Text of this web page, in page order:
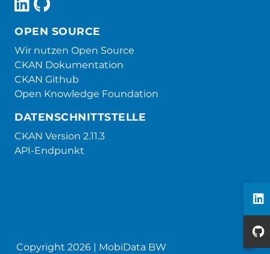
OPEN SOURCE
Wir nutzen Open Source
CKAN Dokumentation
CKAN Github
Open Knowledge Foundation
DATENSCHNITTSTELLE
CKAN Version 2.11.3
API-Endpunkt
Copyright 2026 | MobiData BW